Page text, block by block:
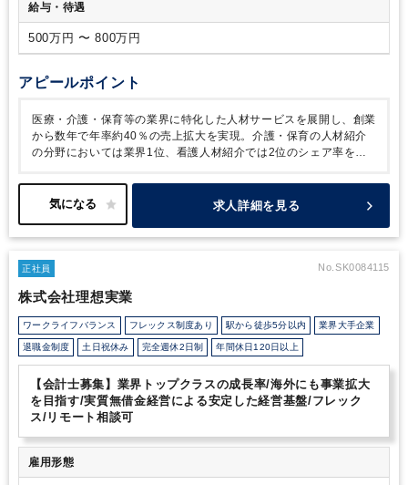
給与・待遇
500万円 〜 800万円
アピールポイント
医療・介護・保育等の業界に特化した人材サービスを展開し、創業
から数年で年率約40％の売上拡大を実現。介護・保育の人材紹介
の分野においては業界1位、看護人材紹介では2位のシェア率をも
への展開強化として8拠点を開設した他、離職率を防ぐ業界初サー
ビスの提供など介護・医療・保育業界のDX化を目指すなど、様々
資を受け、今後のマーケットの変化や求職者の動向変化を踏まえた
る経営企画の次世代リーダー候補の方には、中期経営計画の中で示
実施いただくなど、裁量の大きな仕事を通じて事業成長に貢献いた
だきたいとのこと。 アグレッシブなキャリア形成を望む方にとっ
ては有意義な経験であることは間違いありません。
求人詳細を見る
正社員 No.SK0084115
株式会社理想実業
ワークライフバランス フレックス制度あり 駅から徒歩5分以内 業界大手企業
退職金制度 土日祝休み 完全週休2日制 年間休日120日以上
【会計士募集】業界トップクラスの成長率/海外にも事業拡大
を目指す/実質無借金経営による安定した経営基盤/フレック
ス/リモート相談可
雇用形態